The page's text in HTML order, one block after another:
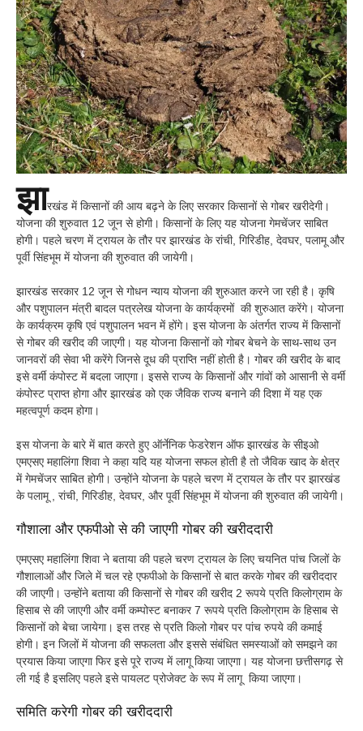
झारखंड में किसानों की आय बढ़ने के लिए सरकार किसानों से गोबर खरीदेगी।
योजना की शुरुवात 12 जून से होगी। किसानों के लिए यह योजना गेमचेंजर साबित
होगी। पहले चरण में ट्रायल के तौर पर झारखंड के रांची, गिरिडीह, देवघर, पलामू और
पूर्वी सिंहभूम में योजना की शुरुवात की जायेगी।
झारखंड सरकार 12 जून से गोधन न्याय योजना की शुरुआत करने जा रही है। कृषि
और पशुपालन मंत्री बादल पत्रलेख योजना के कार्यक्रमों की शुरुआत करेंगे। योजना
के कार्यक्रम कृषि एवं पशुपालन भवन में होंगे। इस योजना के अंतर्गत राज्य में किसानों
से गोबर की खरीद की जाएगी। यह योजना किसानों को गोबर बेचने के साथ-साथ उन
जानवरों की सेवा भी करेंगे जिनसे दूध की प्राप्ति नहीं होती है। गोबर की खरीद के बाद
इसे वर्मी कंपोस्ट में बदला जाएगा। इससे राज्य के किसानों और गांवों को आसानी से वर्मी
कंपोस्ट प्राप्त होगा और झारखंड को एक जैविक राज्य बनाने की दिशा में यह एक
महत्वपूर्ण कदम होगा।
इस योजना के बारे में बात करते हुए ऑर्नेनिक फेडरेशन ऑफ झारखंड के सीइओ
एमएसए महालिंगा शिवा ने कहा यदि यह योजना सफल होती है तो जैविक खाद के क्षेत्र
में गेमचेंजर साबित होगी। उन्होंने योजना के पहले चरण में ट्रायल के तौर पर झारखंड
के पलामू , रांची, गिरिडीह, देवघर, और पूर्वी सिंहभूम में योजना की शुरुवात की जायेगी।
गौशाला और एफपीओ से की जाएगी गोबर की खरीददारी
एमएसए महालिंगा शिवा ने बताया की पहले चरण ट्रायल के लिए चयनित पांच जिलों के
गौशालाओं और जिले में चल रहे एफपीओ के किसानों से बात करके गोबर की खरीददार
की जाएगी। उन्होंने बताया की किसानों से गोबर की खरीद 2 रूपये प्रति किलोग्राम के
हिसाब से की जाएगी और वर्मी कम्पोस्ट बनाकर 7 रूपये प्रति किलोग्राम के हिसाब से
किसानों को बेचा जायेगा। इस तरह से प्रति किलो गोबर पर पांच रुपये की कमाई
होगी। इन जिलों में योजना की सफलता और इससे संबंधित समस्याओं को समझने का
प्रयास किया जाएगा फिर इसे पूरे राज्य में लागू किया जाएगा। यह योजना छत्तीसगढ़ से
ली गई है इसलिए पहले इसे पायलट प्रोजेक्ट के रूप में लागू किया जाएगा।
समिति करेगी गोबर की खरीददारी